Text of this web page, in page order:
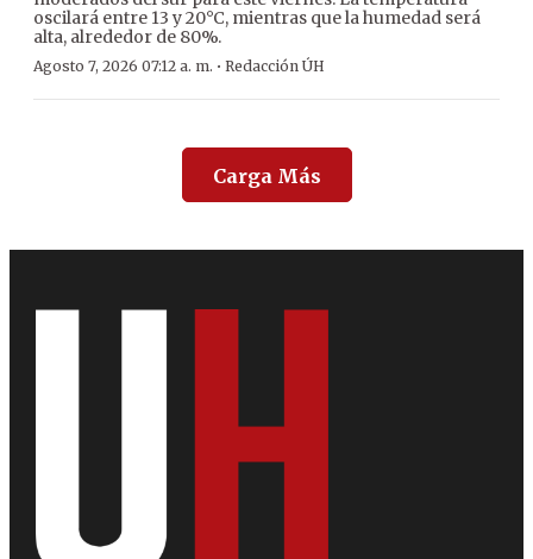
oscilará entre 13 y 20°C, mientras que la humedad será
alta, alrededor de 80%.
Agosto 7, 2026 07:12 a. m. · Redacción ÚH
Carga Más